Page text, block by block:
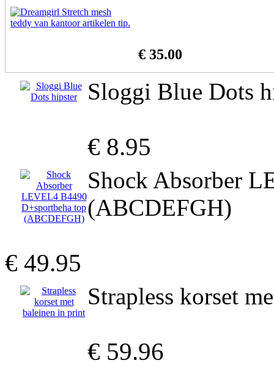
€ 35.00
Sloggi Blue Dots
€ 8.95
Shock Absorber
(ABCDEFGH)
€ 49.95
Strapless korset
€ 59.96